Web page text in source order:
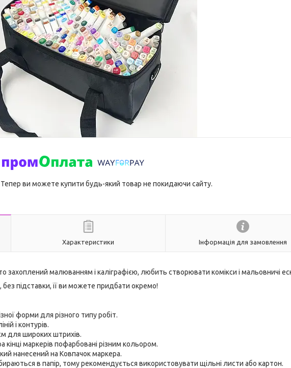
Тепер ви можете купити будь-який товар не покидаючи сайту.
Характеристики Інформація для замовлення
захоплений малюванням і каліграфією, любить створювати комікси і мальовничі
без підставки, її ви можете придбати окремо!
форми для різного типу робіт.
і контурів.
для широких штрихів.
кінці маркерів пофарбовані різним кольором.
нанесений на Ковпачок маркера.
в папір, тому рекомендується використовувати щільні листи або картон.